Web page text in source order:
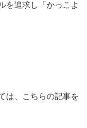
を追求し「かっこよ
は、こちらの記事を